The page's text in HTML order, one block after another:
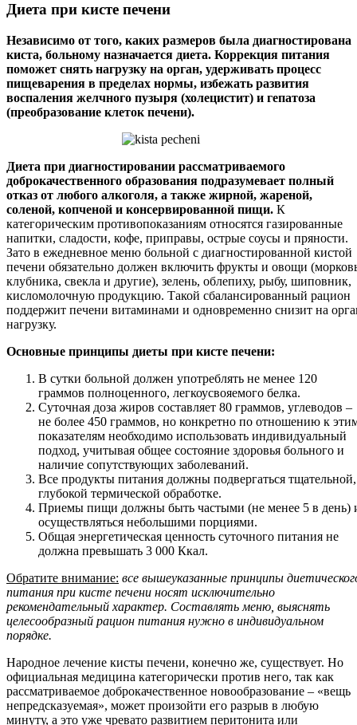
Диета при кисте печени
Независимо от того, каких размеров была диагностирована
киста, больному назначается диета. Коррекция питания
поможет снять нагрузку на орган, удерживать процесс
пищеварения в пределах нормы, избежать развития
воспаления желчного пузыря (холецистит) и гепатоза
(преобразование клеток печени).
Диета при диагностировании рассматриваемого
доброкачественного образования подразумевает полный
отказ от любого алкоголя, а также жирной, жареной,
соленой, копченой и консервированной пищи. К
категорическим противопоказаниям относятся газированные
напитки, сладости, кофе, приправы, острые соусы и пряности.
Зато в ежедневное меню больной с диагностированной кистой
печени обязательно должен включить фрукты и овощи
клубника, свекла и другие), зелень, облепиху, рыбу, шиповник,
кисломолочную продукцию. Такой сбалансированный рацион
поддержит печени витаминами и одновременно снизит на
нагрузку.
Основные принципы диеты при кисте печени:
В сутки больной должен употреблять не менее 120
граммов полноценного, легкоусвояемого белка.
Суточная доза жиров составляет 80 граммов, углеводов –
не более 450 граммов, но конкретно по отношению к
показателям необходимо использовать индивидуальный
подход, учитывая общее состояние здоровья больного и
наличие сопутствующих заболеваний.
Все продукты питания должны подвергаться тщательной,
глубокой термической обработке.
Приемы пищи должны быть частыми (не менее 5 в день)
осуществляться небольшими порциями.
Общая энергетическая ценность суточного питания не
должна превышать 3 000 Ккал.
Обратите внимание: все вышеуказанные принципы
питания при кисте печени носят исключительно
рекомендательный характер. Составлять меню, выяснять
целесообразный рацион питания нужно в индивидуальном
порядке.
Народное лечение кисты печени, конечно же, существует. Но
официальная медицина категорически против него, так как
рассматриваемое доброкачественное новообразование – «вещь
непредсказуемая», может произойти его разрыв в любую
минуту, а это уже чревато развитием перитонита или